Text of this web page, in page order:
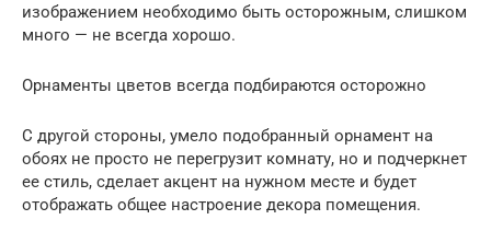
изображением необходимо быть осторожным, слишком
много — не всегда хорошо.
Орнаменты цветов всегда подбираются осторожно
С другой стороны, умело подобранный орнамент на
обоях не просто не перегрузит комнату, но и подчеркнет
ее стиль, сделает акцент на нужном месте и будет
отображать общее настроение декора помещения.